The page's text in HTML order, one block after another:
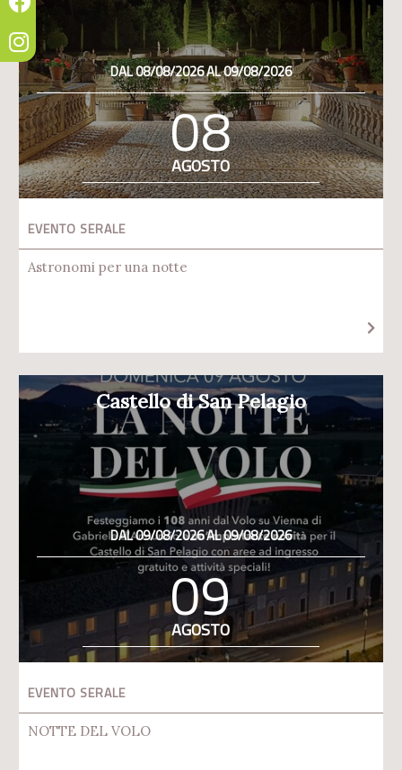
DAL 08/08/2026 AL 09/08/2026
08
AGOSTO
EVENTO SERALE
Astronomi per una notte
Castello di San Pelagio
DAL 09/08/2026 AL 09/08/2026
09
AGOSTO
EVENTO SERALE
NOTTE DEL VOLO